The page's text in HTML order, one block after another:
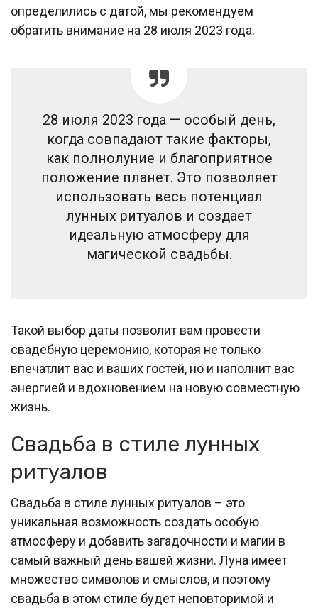
определились с датой, мы рекомендуем
обратить внимание на 28 июля 2023 года.
28 июля 2023 года — особый день,
когда совпадают такие факторы,
как полнолуние и благоприятное
положение планет. Это позволяет
использовать весь потенциал
лунных ритуалов и создает
идеальную атмосферу для
магической свадьбы.
Такой выбор даты позволит вам провести
свадебную церемонию, которая не только
впечатлит вас и ваших гостей, но и наполнит вас
энергией и вдохновением на новую совместную
жизнь.
Свадьба в стиле лунных
ритуалов
Свадьба в стиле лунных ритуалов – это
уникальная возможность создать особую
атмосферу и добавить загадочности и магии в
самый важный день вашей жизни. Луна имеет
множество символов и смыслов, и поэтому
свадьба в этом стиле будет неповторимой и